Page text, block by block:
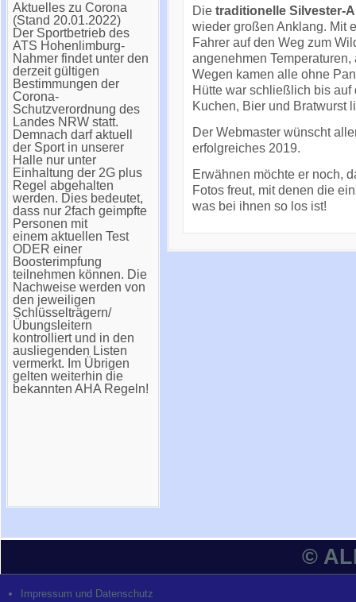
Aktuelles zu Corona
(Stand 20.01.2022)
Der Sportbetrieb des
ATS Hohenlimburg-
Nahmer findet unter den
derzeit gültigen
Bestimmungen der
Corona-
Schutzverordnung des
Landes NRW statt.
Demnach darf aktuell
der Sport in unserer
Halle nur unter
Einhaltung der 2G plus
Regel abgehalten
werden. Dies bedeutet,
dass nur 2fach geimpfte
Personen mit
einem aktuellen Test
ODER einer
Boosterimpfung
teilnehmen können. Die
Nachweise werden von
den jeweiligen
Schlüsselträgern/
Übungsleitern
kontrolliert und in den
ausliegenden Listen
vermerkt. Im Übrigen
gelten weiterhin die
bekannten AHA Regeln!
Dietraditionelle Silvester-
wieder großen Anklang. Mit
Fahrer auf den Weg zum
angenehmen
Wegen kamen alle ohne
Hütte war schließlich bis auf
Kuchen, Bier und Bratwurst
Der Webmaster wünscht
erfolgreiches 2019.
Erwähnen möchte er noch,
Fotos freut, mit denen die
was bei ihnen so los ist!
©
Impressum und Datenschutz